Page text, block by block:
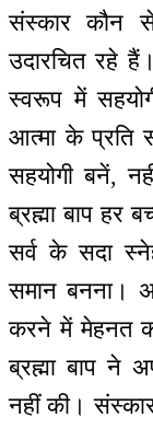
संस्कार कौन
उदारचित रहे
स्वरूप में
आत्मा के प्रति
सहयोगी बनें,
ब्रह्मा बाप हर
सर्व के सदा
समान बनना।
करने में मेहनत
ब्रह्मा बाप ने
नहीं की।